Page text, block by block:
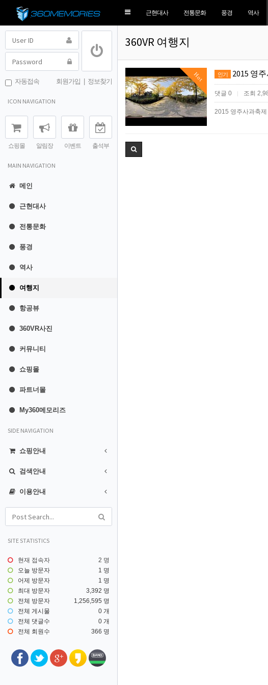
Toggle근현대사 전통문화 풍경 역사
자동접속 회원가입 정보찾기
ICON NAVIGATION
쇼핑몰 알림장 이벤트 출석부
MAIN NAVIGATION
메인
근현대사
전통문화
풍경
역사
여행지
항공뷰
360VR사진
커뮤니티
쇼핑몰
파트너몰
My360메모리즈
SIDE NAVIGATION
쇼핑안내
검색안내
이용안내
SITE STATISTICS
현재 접속자
2 명
오늘 방문자
1 명
어제 방문자
1 명
최대 방문자
3,392 명
전체 방문자
1,256,595 명
전체 게시물
0 개
전체 댓글수
0 개
전체 회원수
366 명
360VR 여행지
Hot 인기 2015 영
댓글 0 | 조회
2015 영주사과축제